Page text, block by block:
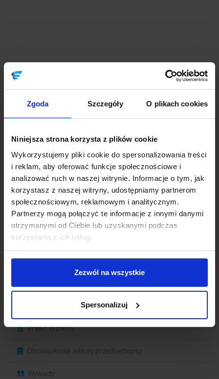
Zgoda Szczegóły O plikach cookies
Niniejsza strona korzysta z plików cookie
Wykorzystujemy pliki cookie do spersonalizowania treści
i reklam, aby oferować funkcje społecznościowe i
analizować ruch w naszej witrynie. Informacje o tym, jak
korzystasz z naszej witryny, udostępniamy partnerom
społecznościowym, reklamowym i analitycznym.
Partnerzy mogą połączyć te informacje z innymi danymi
otrzymanymi od Ciebie lub uzyskanymi podczas
korzystania z ich usług.
Zezwól na wszystkie
Spersonalizuj
Kategorie
Sprzedaż
Obsługa klienta
Efektywność
Work-life balance
Zarządzanie zespołem
Prawo biznesu
Obowiązkowe lektury przedsiębiorcy
Wywiady